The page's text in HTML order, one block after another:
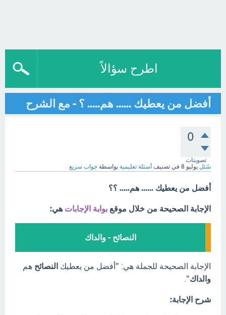
اطرح سؤالاً
أفضل من يعطيك ...... هم..... ؟ - مع الشرح
0
تصويتات
سُئل يوليو 8 في تصنيف أسئلة تعليمية بواسطة جواب سريع
أفضل من يعطيك ...... هم..... ؟؟
الإجابة الصحيحة من خلال موقع بوابة الإجابات هي:
النصائح - والداك
الإجابة الصحيحة للجملة هي: "أفضل من يعطيك النصائح هم
والداك".
شرح الإجابة: